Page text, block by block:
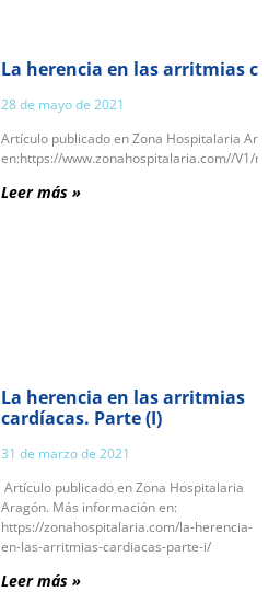
La herencia en las arritmias
28 de mayo de 2021
Artículo publicado en Zona Hospitalaria
en:https://www.zonahospitalaria.com//V1/
Leer más »
La herencia en las arritmias
cardíacas. Parte (I)
31 de marzo de 2021
Artículo publicado en Zona Hospitalaria
Aragón. Más información en:
https://zonahospitalaria.com/la-herencia-
en-las-arritmias-cardiacas-parte-i/
Leer más »